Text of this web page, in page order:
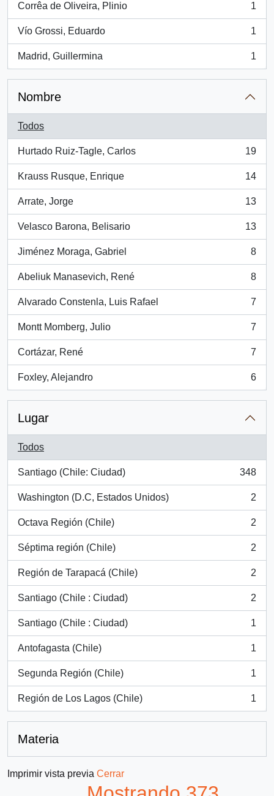
Corrêa de Oliveira, Plinio
, 1 resultados
1
Vío Grossi, Eduardo
, 1 resultados
1
Madrid, Guillermina
, 1 resultados
1
Nombre
Todos
Hurtado Ruiz-Tagle, Carlos
, 19 resultados
19
Krauss Rusque, Enrique
, 14 resultados
14
Arrate, Jorge
, 13 resultados
13
Velasco Barona, Belisario
, 13 resultados
13
Jiménez Moraga, Gabriel
, 8 resultados
8
Abeliuk Manasevich, René
, 8 resultados
8
Alvarado Constenla, Luis Rafael
, 7 resultados
7
Montt Momberg, Julio
, 7 resultados
7
Cortázar, René
, 7 resultados
7
Foxley, Alejandro
, 6 resultados
6
Lugar
Todos
Santiago (Chile: Ciudad)
, 348 resultados
348
Washington (D.C, Estados Unidos)
, 2 resultados
2
Octava Región (Chile)
, 2 resultados
2
Séptima región (Chile)
, 2 resultados
2
Región de Tarapacá (Chile)
, 2 resultados
2
Santiago (Chile : Ciudad)
, 2 resultados
2
Santiago (Chile : Ciudad)
, 1 resultados
1
Antofagasta (Chile)
, 1 resultados
1
Segunda Región (Chile)
, 1 resultados
1
Región de Los Lagos (Chile)
, 1 resultados
1
Materia
Imprimir vista previa Cerrar